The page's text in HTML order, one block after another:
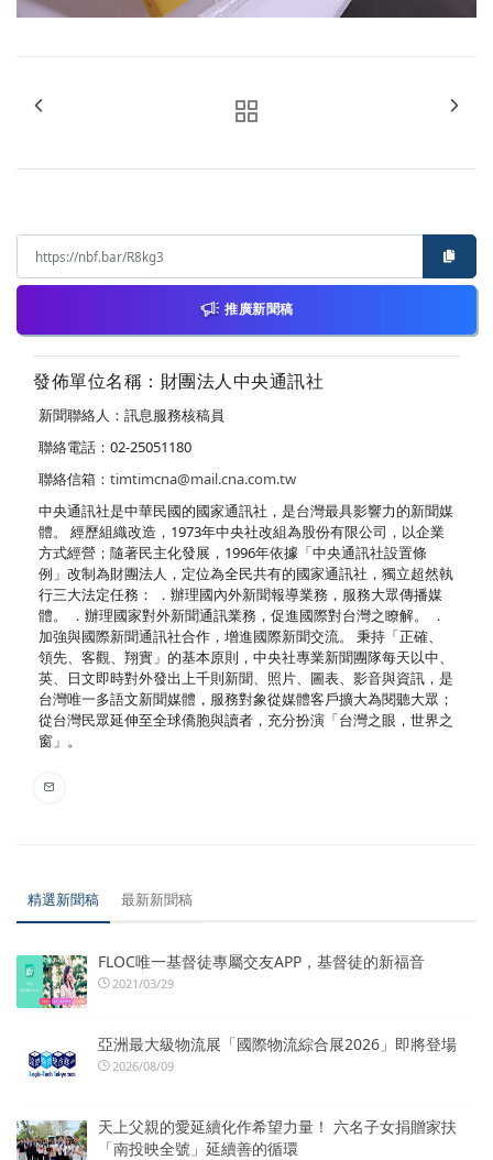
推廣新聞稿
發佈單位名稱：財團法人中央通訊社
新聞聯絡人：訊息服務核稿員
聯絡電話：02-25051180
聯絡信箱： timtimcna@mail.cna.com.tw
中央通訊社是中華民國的國家通訊社，是台灣最具影響力的新聞媒
體。 經歷組織改造，1973年中央社改組為股份有限公司，以企業
方式經營；隨著民主化發展，1996年依據「中央通訊社設置條
例」改制為財團法人，定位為全民共有的國家通訊社，獨立超然執
行三大法定任務： ．辦理國內外新聞報導業務，服務大眾傳播媒
體。 ．辦理國家對外新聞通訊業務，促進國際對台灣之瞭解。 ．
加強與國際新聞通訊社合作，增進國際新聞交流。 秉持「正確、
領先、客觀、翔實」的基本原則，中央社專業新聞團隊每天以中、
英、日文即時對外發出上千則新聞、照片、圖表、影音與資訊，是
台灣唯一多語文新聞媒體，服務對象從媒體客戶擴大為閱聽大眾；
從台灣民眾延伸至全球僑胞與讀者，充分扮演「台灣之眼，世界之
窗」。
精選新聞稿 最新新聞稿
FLOC唯一基督徒專屬交友APP，基督徒的新福音
2021/03/29
亞洲最大級物流展「國際物流綜合展2026」即將登場
2026/08/09
天上父親的愛延續化作希望力量！ 六名子女捐贈家扶
「南投映全號」延續善的循環